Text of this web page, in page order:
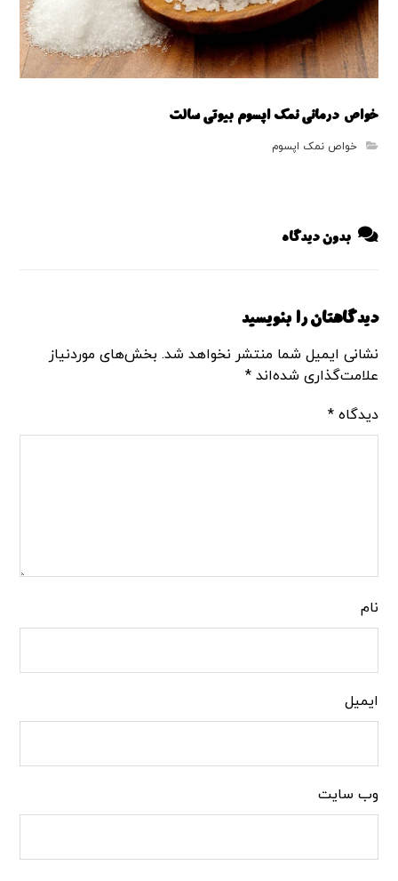
خواص درمانی نمک اپسوم بیوتی سالت
خواص نمک اپسوم
بدون دیدگاه
دیدگاهتان را بنویسید
نشانی ایمیل شما منتشر نخواهد شد. بخش‌های موردنیاز
علامت‌گذاری شده‌اند*
دیدگاه*
نام
ایمیل
وب‌ سایت